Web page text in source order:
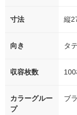
寸法 縦
向き タテ
収容枚数
カラーグルー
プ
ブ